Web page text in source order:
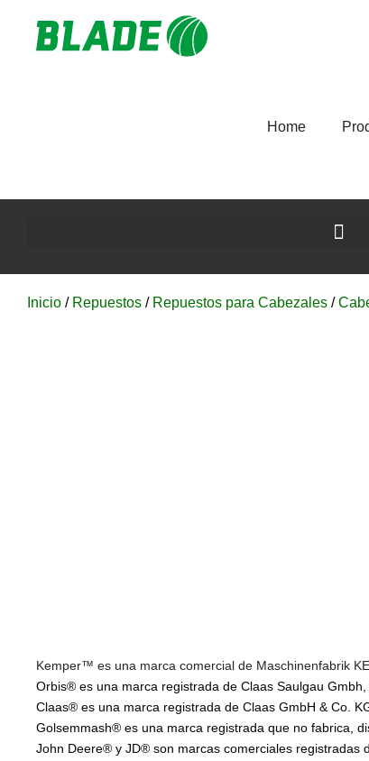
Home
Inicio / Repuestos / Repuestos para Cabezales /
Kemper™ es una marca comercial de Maschinenfabrik
Orbis® es una marca registrada de Claas Saulgau
Claas® es una marca registrada de Claas GmbH & Co.
Golsemmash® es una marca registrada que no fabrica,
John Deere® y JD® son marcas comerciales registradas